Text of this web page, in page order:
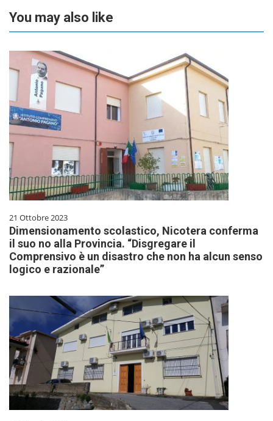
You may also like
21 Ottobre 2023
Dimensionamento scolastico, Nicotera conferma
il suo no alla Provincia. “Disgregare il
Comprensivo è un disastro che non ha alcun senso
logico e razionale”